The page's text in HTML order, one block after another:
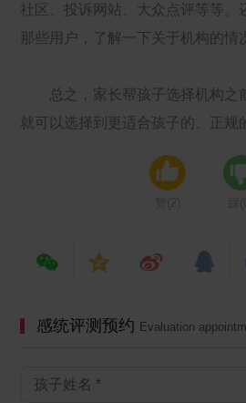
社区、投诉网站、大众点评等等。
那些用户，了解一下关于机构的情
总之，家长帮孩子选择机构之
就可以选择到更适合孩子的、正规
感统评测预约 Evaluation